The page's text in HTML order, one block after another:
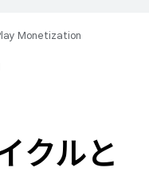
Monetization
クルと